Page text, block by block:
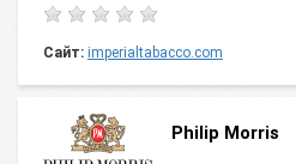
Сайт: imperialtabacco.com
Philip Morris